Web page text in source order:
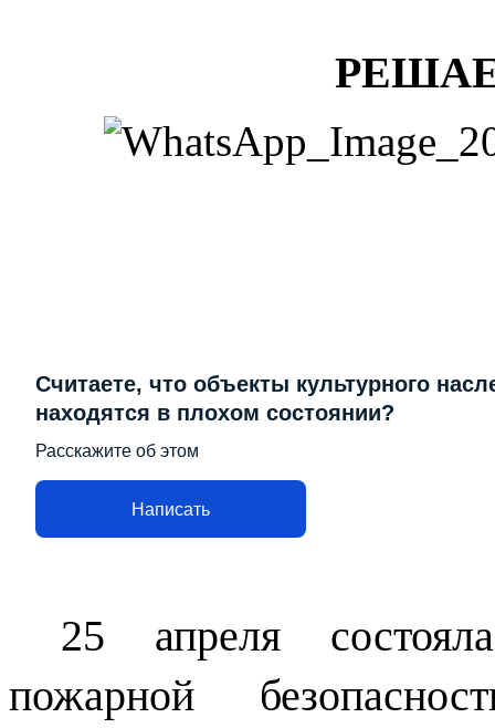
Считаете, что объекты культурного
находятся в плохом состоянии?
Расскажите об этом
Написать
25 апреля
пожарной